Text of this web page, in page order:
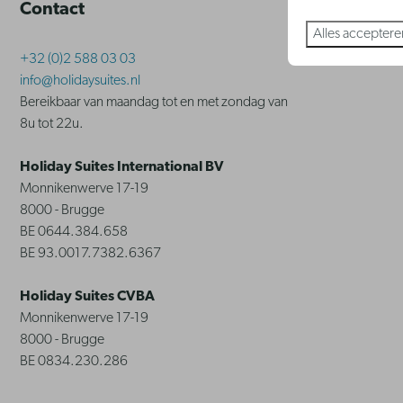
Contact
+32 (0)2 588 03 03
info@holidaysuites.nl
Bereikbaar van maandag tot en met zondag van
8u tot 22u.
Holiday Suites International BV
Monnikenwerve 17-19
8000 - Brugge
BE 0644.384.658
BE 93.0017.7382.6367
Holiday Suites CVBA
Monnikenwerve 17-19
8000 - Brugge
BE 0834.230.286
Jabbeke Klein
Alles